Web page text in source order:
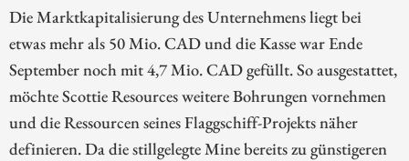
Die Marktkapitalisierung des Unternehmens liegt bei
etwas mehr als 50 Mio. CAD und die Kasse war Ende
September noch mit 4,7 Mio. CAD gefüllt. So ausgestattet,
möchte Scottie Resources weitere Bohrungen vornehmen
und die Ressourcen seines Flaggschiff-Projekts näher
definieren. Da die stillgelegte Mine bereits zu günstigeren